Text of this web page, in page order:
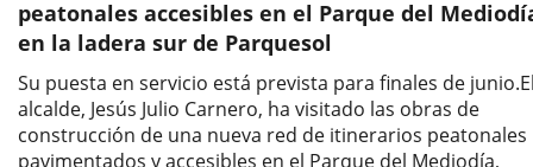
peatonales accesibles en el Parque del
en la ladera sur de Parquesol
Su puesta en servicio está prevista para finales de
alcalde, Jesús Julio Carnero, ha visitado las obras de
construcción de una nueva red de itinerarios peatonales
pavimentados y accesibles en el Parque del Mediodía,